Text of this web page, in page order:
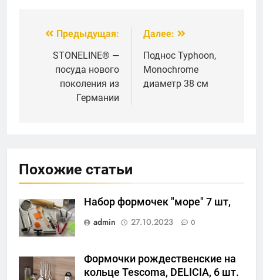
Навигация
записям
Предыдущая:
STONELINE® —
посуда нового
поколения из
Германии
Далее:
Поднос Typhoon,
Monochrome
диаметр 38 см
Похожие статьи
Набор формочек "море" 7 шт,
admin
27.10.2023 0
Формочки рождественские на
кольце Tescoma, DELICIA, 6 шт.